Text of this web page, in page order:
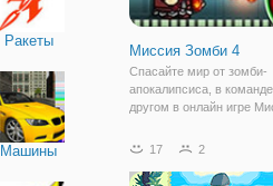
Ракеты
Машины
Миссия Зомби 4
Спасайте мир от зомби-
апокалипсиса, в
другом в онлайн игре
увлекательный
опасных преград,
17 2